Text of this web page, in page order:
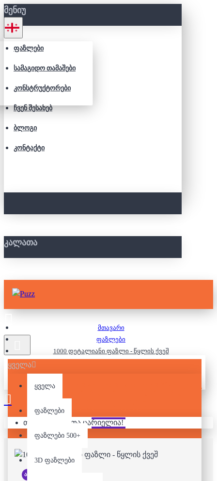
ᲛᲔᲜᲘᲣ
ᲤᲐᲖᲚᲔᲑᲘ
ᲡᲐᲛᲐᲒᲘᲓᲝ ᲗᲐᲛᲐᲨᲔᲑᲘ
ᲙᲝᲜᲡᲢᲠᲣᲥᲢᲝᲠᲔᲑᲘ
ᲩᲕᲔᲜ ᲨᲔᲡᲐᲮᲔᲑ
ᲑᲚᲝᲒᲘ
ᲙᲝᲜᲢᲐᲥᲢᲘ
ᲙᲐᲚᲐᲗᲐ
ყველა
ყველა
ფაზლები
ფაზლები 500+
3D ფაზლები
თქვენი კალათა ცარიელია!
მთავარი
ფაზლები
1000 დეტალიანი ფაზლი - წყლის ქვეშ
1000 ᲓᲔᲢᲐᲚᲘᲐᲜᲘ ᲤᲐᲖᲚᲘ -
ᲬᲧᲚᲘᲡ ᲥᲕᲔᲨ
არ არის მარაგში